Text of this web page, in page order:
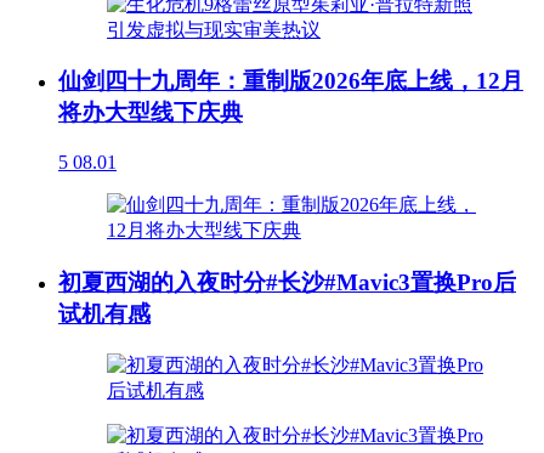
仙剑四十九周年：重制版2026年底上线，12月
将办大型线下庆典
5 08.01
初夏西湖的入夜时分#长沙#Mavic3置换Pro后
试机有感